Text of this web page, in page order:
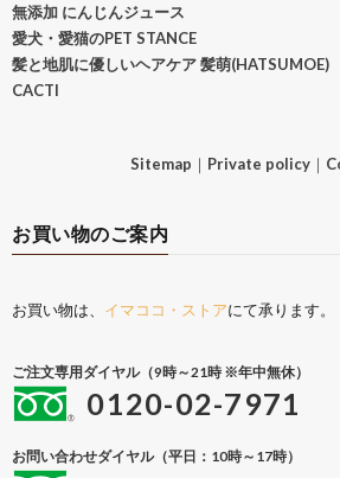
無添加 にんじんジュース
愛犬・愛猫のPET STANCE
髪と地肌に優しいヘアケア 髪萌(HATSUMOE)
CACTI
Sitemap ｜ Private policy｜
お買い物のご案内
お買い物は、 イマココ・ストアにて承ります。
ご注文専用ダイヤル（9時～21時 ※年中無休）
0120-02-7971
お問い合わせダイヤル（平日：10時～17時）